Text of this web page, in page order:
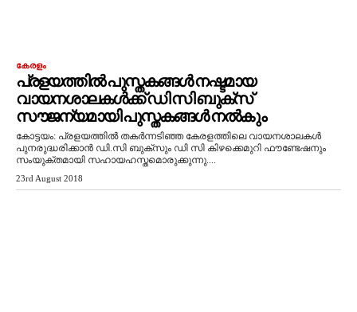
കേരളം
പ്രളയത്തില്‍ പുസ്തകങ്ങള്‍ നഷ്ടമായ
വായനശാലകള്‍ക്ക് ഡി സി ബുക്‌സ്
സൗജന്യമായി പുസ്തകങ്ങള്‍ നല്‍കും
കോട്ടയം: പ്രളയത്തില്‍ തകര്‍ന്നടിഞ്ഞ കേരളത്തിലെ വായനശാലകള്‍
പുനരുദ്ധരിക്കാന്‍ ഡി.സി ബുക്‌സും ഡി സി കിഴക്കെമുറി ഫൗണ്ടേഷനും
സംയുക്തമായി സഹായഹസ്തമൊരുക്കുന്നു....
23rd August 2018